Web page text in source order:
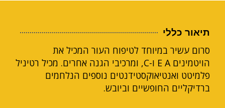
תיאור כללי
סרום עשיר במיוחד לטיפוח העור המכיל את
הויטמינים E A ו-C, ומרכיבי הגנה אחרים. מכיל רטיניל
פלמיטט ואנטיאוקסטידנטים נוספים הנלחמים
ברדיקליים החופשיים וביובש.